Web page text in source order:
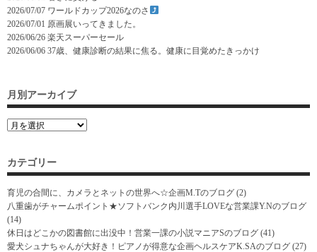
2026/07/07 ワールドカップ2026なのさ
2026/07/01 原画展いってきました。
2026/06/26 楽天スーパーセール
2026/06/06 37歳、健康診断の結果に焦る。健康に目覚めたきっかけ
月別アーカイブ
カテゴリー
育児の合間に、カメラとネットの世界へ☆企画M.Tのブログ (2)
八重歯がチャームポイント★ソフトバンク内川選手LOVEな営業課Y.Nのブログ
(14)
休日はどこかの図書館に出没中！営業一課の小説マニアSのブログ (41)
愛犬シュナちゃんが大好き！ピアノが得意な企画ヘルスケアK.SAのブログ (27)